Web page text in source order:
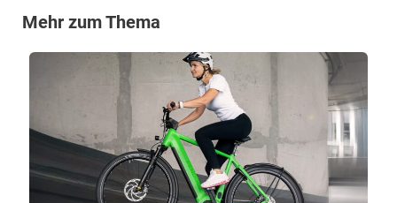
Mehr zum Thema